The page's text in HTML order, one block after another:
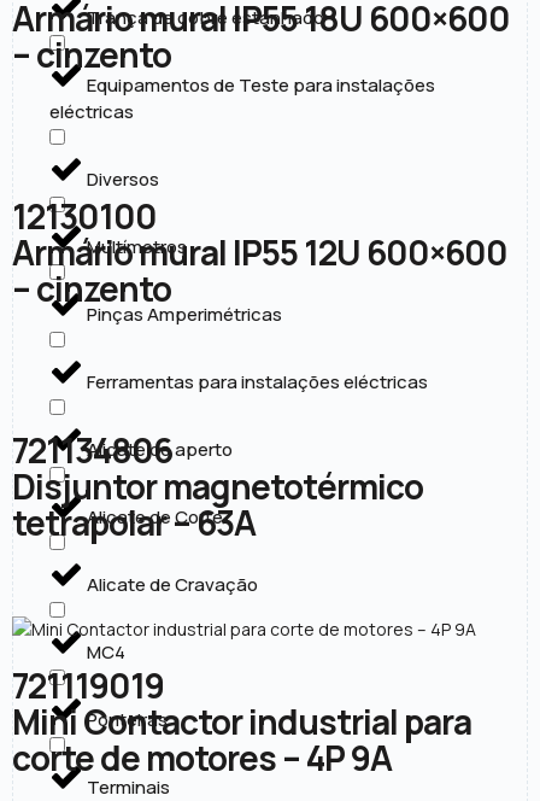
Trança de cobre estanhado
Equipamentos de Teste para instalações
eléctricas
Diversos
Multímetros
Pinças Amperimétricas
Ferramentas para instalações eléctricas
Alicate de aperto
Alicate de Corte
Alicate de Cravação
MC4
Ponteiras
Terminais
Armário mural IP55 18U 600×600
– cinzento
12130100
Armário mural IP55 12U 600×600
– cinzento
721134806
Disjuntor magnetotérmico
tetrapolar – 63A
721119019
Mini Contactor industrial para
corte de motores – 4P 9A